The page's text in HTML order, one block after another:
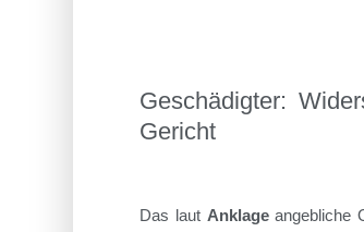
Geschädigter:
Gericht
Das laut Anklageangebliche